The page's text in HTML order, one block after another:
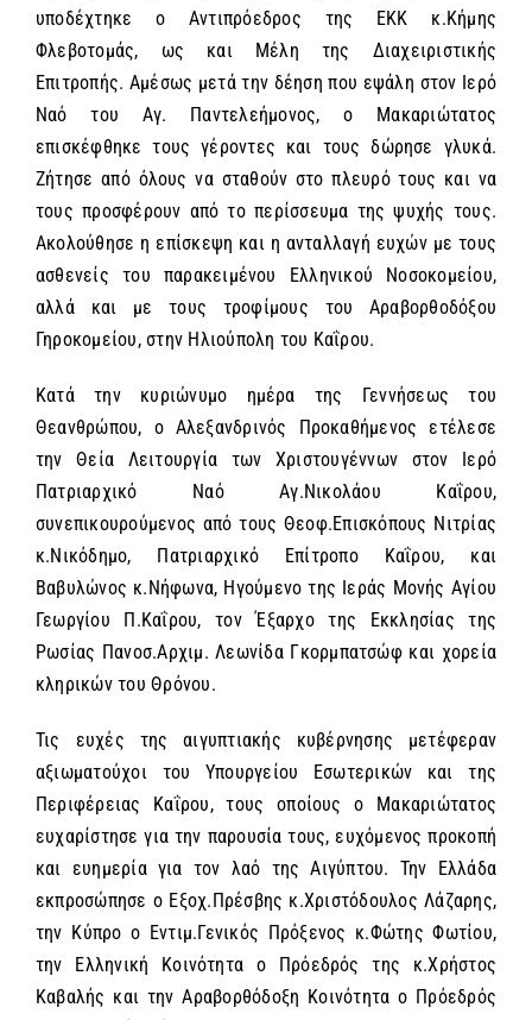
υποδέχτηκε ο Αντιπρόεδρος της ΕΚΚ κ.Κήμης
Φλεβοτομάς, ως και Μέλη της Διαχειριστικής
Επιτροπής. Αμέσως μετά την δέηση που εψάλη στον Ιερό
Ναό του Αγ. Παντελεήμονος, ο Μακαριώτατος
επισκέφθηκε τους γέροντες και τους δώρησε γλυκά.
Ζήτησε από όλους να σταθούν στο πλευρό τους και να
τους προσφέρουν από το περίσσευμα της ψυχής τους.
Ακολούθησε η επίσκεψη και η ανταλλαγή ευχών με τους
ασθενείς του παρακειμένου Ελληνικού Νοσοκομείου,
αλλά και με τους τροφίμους του Αραβορθοδόξου
Γηροκομείου, στην Ηλιούπολη του Καΐρου.
Κατά την κυριώνυμο ημέρα της Γεννήσεως του
Θεανθρώπου, ο Αλεξανδρινός Προκαθήμενος ετέλεσε
την Θεία Λειτουργία των Χριστουγέννων στον Ιερό
Πατριαρχικό Ναό Αγ.Νικολάου Καΐρου,
συνεπικουρούμενος από τους Θεοφ.Επισκόπους Νιτρίας
κ.Νικόδημο, Πατριαρχικό Επίτροπο Καΐρου, και
Βαβυλώνος κ.Νήφωνα, Ηγούμενο της Ιεράς Μονής Αγίου
Γεωργίου Π.Καΐρου, τον Έξαρχο της Εκκλησίας της
Ρωσίας Πανοσ.Αρχιμ. Λεωνίδα Γκορμπατσώφ και χορεία
κληρικών του Θρόνου.
Τις ευχές της αιγυπτιακής κυβέρνησης μετέφεραν
αξιωματούχοι του Υπουργείου Εσωτερικών και της
Περιφέρειας Καΐρου, τους οποίους ο Μακαριώτατος
ευχαρίστησε για την παρουσία τους, ευχόμενος προκοπή
και ευημερία για τον λαό της Αιγύπτου. Την Ελλάδα
εκπροσώπησε ο Εξοχ.Πρέσβης κ.Χριστόδουλος Λάζαρης,
την Κύπρο ο Εντιμ.Γενικός Πρόξενος κ.Φώτης Φωτίου,
την Ελληνική Κοινότητα ο Πρόεδρός της κ.Χρήστος
Καβαλής και την Αραβορθόδοξη Κοινότητα ο Πρόεδρός